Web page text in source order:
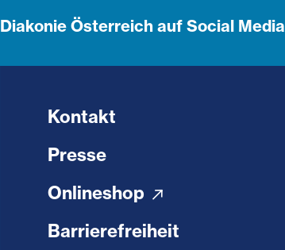
Diakonie Österreich auf Social Media
Kontakt
Presse
Onlineshop
Barrierefreiheit